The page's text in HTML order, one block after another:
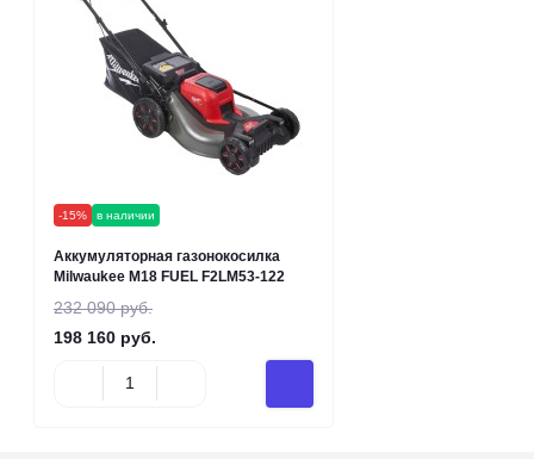
-15% в наличии
Аккумуляторная газонокосилка
Milwaukee M18 FUEL F2LM53-122
232 090 руб.
198 160 руб.